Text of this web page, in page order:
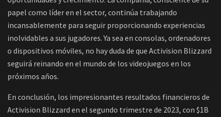
papel como líder en el sector, continúa trabajando
incansablemente para seguir proporcionando experiencias
inolvidables a sus jugadores. Ya sea en consolas, ordenadores
o dispositivos móviles, no hay duda de que Activision Blizzard
seguirá reinando en el mundo de los videojuegos en los
próximos años.
En conclusión, los impresionantes resultados financieros de
Activision Blizzard en el segundo trimestre de 2023, con $1B